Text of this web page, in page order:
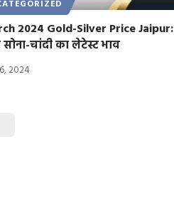
2024 Gold-Silver Price Jaipur:
सोना-चांदी का लेटेस्ट भाव
2024